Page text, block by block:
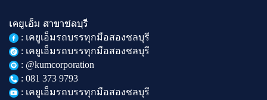
เคยูเอ็ม สาขาชลบุรี
: เคยูเอ็มรถบรรทุกมือสองชลบุรี
: เคยูเอ็มรถบรรทุกมือสองชลบุรี
: @kumcorporation
: 081 373 9793
: เคยูเอ็มรถบรรทุกมือสองชลบุรี